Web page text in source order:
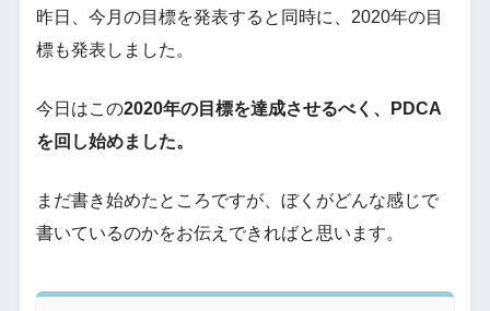
昨日、今月の目標を発表すると同時に、2020年の目
標も発表しました。
今日はこの2020年の目標を達成させるべく、PDCA
を回し始めました。
まだ書き始めたところですが、ぼくがどんな感じで
書いているのかをお伝えできればと思います。